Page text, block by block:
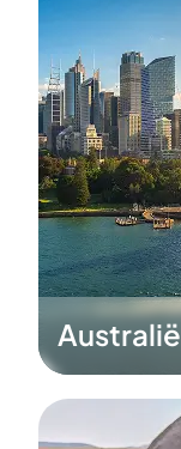
Australië